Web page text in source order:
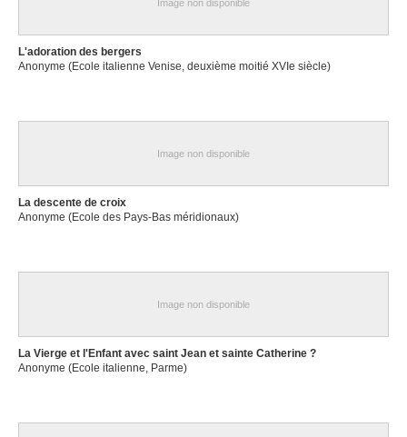
Image non disponible
L'adoration des bergers
Anonyme (Ecole italienne Venise, deuxième moitié XVIe siècle)
Image non disponible
La descente de croix
Anonyme (Ecole des Pays-Bas méridionaux)
Image non disponible
La Vierge et l'Enfant avec saint Jean et sainte Catherine ?
Anonyme (Ecole italienne, Parme)